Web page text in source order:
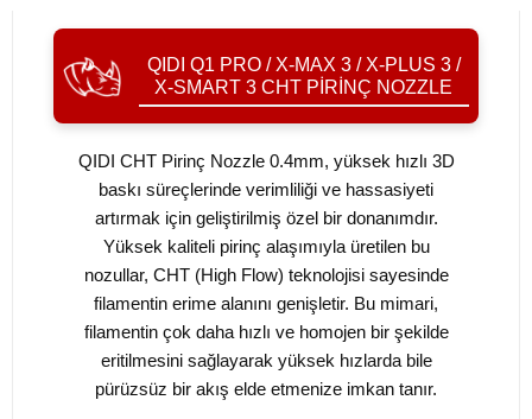
QIDI Q1 PRO / X-MAX 3 / X-PLUS 3 /
X-SMART 3 CHT PIRINÇ NOZZLE
QIDI CHT Pirinç Nozzle 0.4mm, yüksek hızlı 3D
baskı süreçlerinde verimliliği ve hassasiyeti
artırmak için geliştirilmiş özel bir donanımdır.
Yüksek kaliteli pirinç alaşımıyla üretilen bu
nozullar, CHT (High Flow) teknolojisi sayesinde
filamentin erime alanını genişletir. Bu mimari,
filamentin çok daha hızlı ve homojen bir şekilde
eritilmesini sağlayarak yüksek hızlarda bile
pürüzsüz bir akış elde etmenize imkan tanır.